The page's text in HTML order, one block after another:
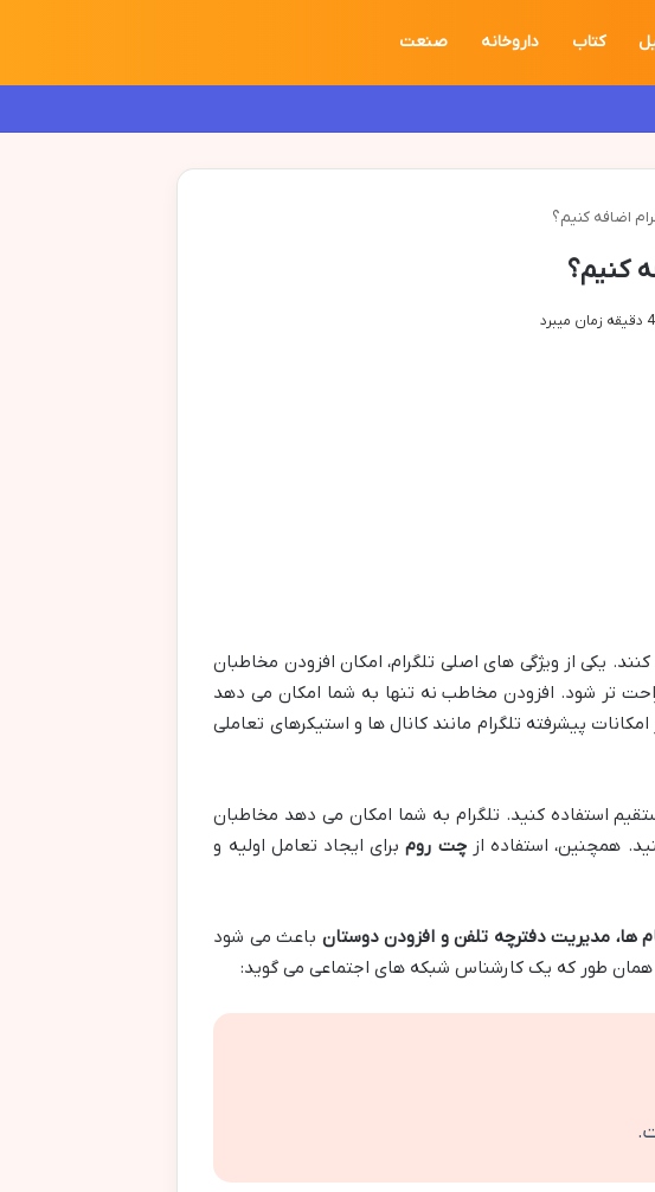
کتاب داروخانه صنعت
اضافه کنیم؟
کنیم؟
یکی از ویژگی های اصلی تلگرام، امکان افزودن مخاطبان
تر شود. افزودن مخاطب نه تنها به شما امکان می دهد
پیشرفته تلگرام مانند کانال ها و استیکرهای تعاملی
استفاده کنید. تلگرام به شما امکان می دهد مخاطبان
همچنین، استفاده ازچت رومبرای ایجاد تعامل اولیه و
ها، مدیریت دفترچه تلفن و افزودن دوستان باعث می شود
همان طور که یک کارشناس شبکه های اجتماعی می گوید: